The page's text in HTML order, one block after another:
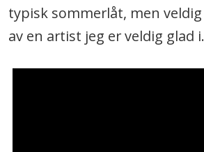
typisk sommerlåt, men
av en artist jeg er veldig glad i.